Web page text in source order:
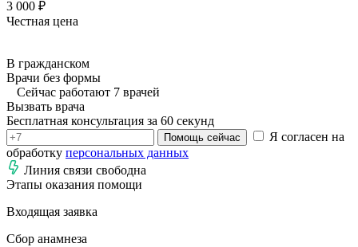
3 000 ₽
Честная цена
В гражданском
Врачи без формы
Сейчас работают 7 врачей
Вызвать врача
Бесплатная консультация за 60 секунд
Помощь сейчас
Я согласен на
обработку персональных данных
Линия связи свободна
Этапы оказания помощи
Входящая заявка
Сбор анамнеза